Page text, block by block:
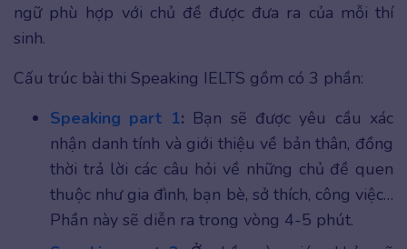
ngữ phù hợp với chủ đề được đưa ra của mỗi thí
sinh.
Cấu trúc bài thi Speaking IELTS gồm có 3 phần:
Speaking part 1: Bạn sẽ được yêu cầu xác
nhận danh tính và giới thiệu về bản thân, đồng
thời trả lời các câu hỏi về những chủ đề quen
thuộc như gia đình, bạn bè, sở thích, công việc…
Phần này sẽ diễn ra trong vòng 4-5 phút.